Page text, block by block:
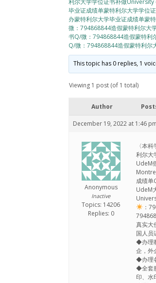
利尔大学学位证书补做
毕业证成绩单蒙特利尔大学学
办蒙特利尔大学毕业证成绩单
微：794868844造假蒙特利尔
书Q/微：794868844造假蒙特
Q/微：794868844造假蒙特利
This topic has 0 replies, 1
Viewing 1 post (of 1 total)
Author
December 19, 2022 at 1:46
Anonymous
Inactive
Topics: 14206
Replies: 0
〈本
利尔
UdeM
成绩
UdeM
：
真实大
国人员
◆办理
企，外
◆办理
◆全套
印、水